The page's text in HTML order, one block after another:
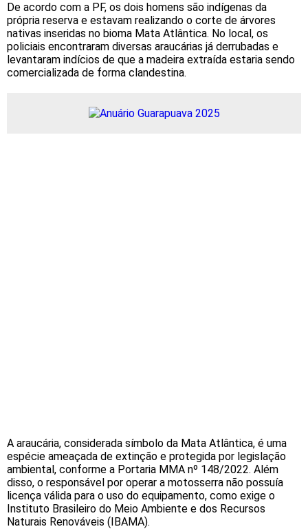
De acordo com a PF, os dois homens são indígenas da
própria reserva e estavam realizando o corte de árvores
nativas inseridas no bioma Mata Atlântica. No local, os
policiais encontraram diversas araucárias já derrubadas e
levantaram indícios de que a madeira extraída estaria sendo
comercializada de forma clandestina.
A araucária, considerada símbolo da Mata Atlântica, é uma
espécie ameaçada de extinção e protegida por legislação
ambiental, conforme a Portaria MMA nº 148/2022. Além
disso, o responsável por operar a motosserra não possuía
licença válida para o uso do equipamento, como exige o
Instituto Brasileiro do Meio Ambiente e dos Recursos
Naturais Renováveis (IBAMA).